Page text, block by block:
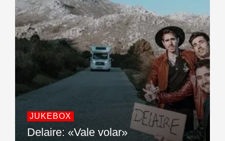
JUKEBOX
Delaire: «Vale volar»